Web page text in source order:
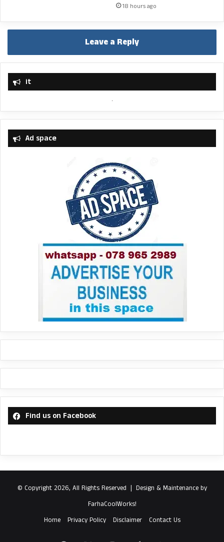
18 hours ago
Leave a Reply
it
Ad space
Find us on Facebook
© Copyright 2026, All Rights Reserved | Design & Maintenance by
FarhaCoolWorks!
Home
Privacy Policy Disclaimer Contact Us